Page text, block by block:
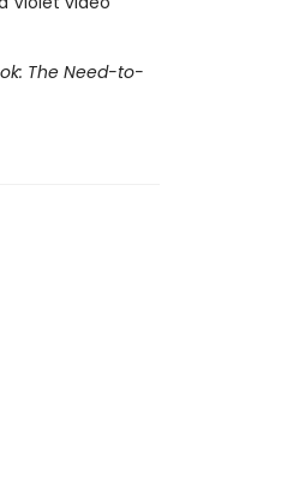
The Need-to-